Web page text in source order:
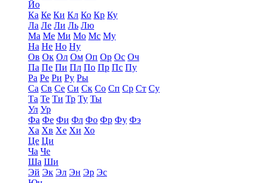
Йо
Ка Ке Ки Кл Ко Кр Ку
Ла Ле Ли Ль Лю
Ма Ме Ми Мо Мс Му
На Не Но Ну
Ов Ок Ол Ом Оп Ор Ос Оч
Па Пе Пи Пл По Пр Пс Пу
Ра Ре Ри Ру Ры
Са Св Се Си Ск Со Сп Ср Ст Су
Та Те Ти Тр Ту Ты
Ул Ур
Фа Фе Фи Фл Фо Фр Фу Фэ
Ха Хв Хе Хи Хо
Це Ци
Ча Че
Ша Ши
Эй Эк Эл Эн Эр Эс